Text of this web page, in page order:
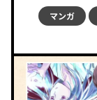
マンガ